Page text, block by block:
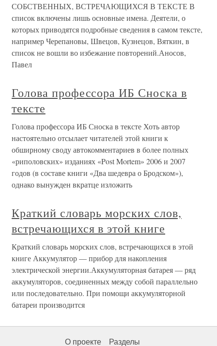
СОБСТВЕННЫХ, ВСТРЕЧАЮЩИХСЯ В ТЕКСТЕ В
список включены лишь основные имена. Деятели, о
которых приводятся подробные сведения в самом тексте,
например Черепановы, Швецов, Кузнецов, Вяткин, в
список не вошли во избежание повторений.Аносов,
Павел
Голова профессора ИБ Сноска в
тексте
Голова профессора ИБ Сноска в тексте Хоть автор
настоятельно отсылает читателей этой книги к
обширному своду автокомментариев в более полных
«риполовских» изданиях «Post Mortem» 2006 и 2007
годов (в составе книги «Два шедевра о Бродском»),
однако вынужден вкратце изложить
Краткий словарь морских слов,
встречающихся в этой книге
Краткий словарь морских слов, встречающихся в этой
книге Аккумулятор — прибор для накопления
электрической энергии.Аккумуляторная батарея — ряд
аккумуляторов, соединенных между собой параллельно
или последовательно. При помощи аккумуляторной
батареи производится
О проекте Разделы